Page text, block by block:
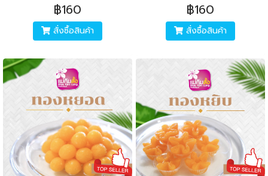
฿160
สั่งซื้อสินค้า
฿160
สั่งซื้อสินค้า